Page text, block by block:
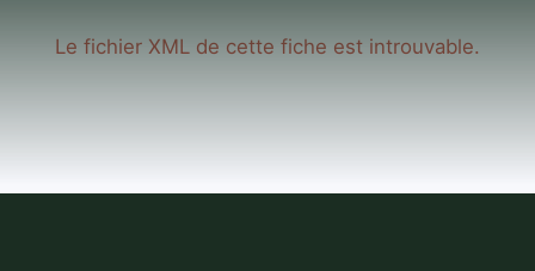
Le fichier XML de cette fiche est introuvable.